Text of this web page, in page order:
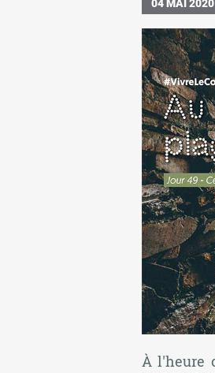
04 MAI 2020
À l'heure